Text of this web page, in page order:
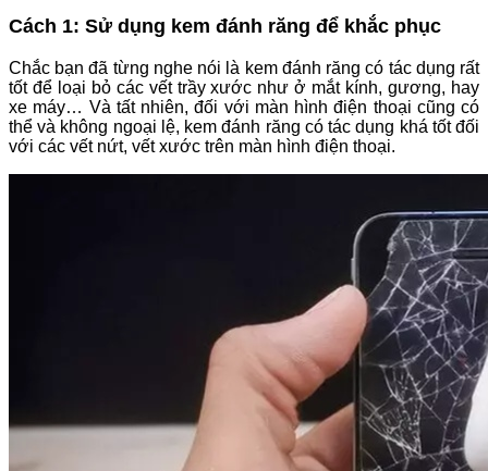
Cách 1: Sử dụng kem đánh răng để khắc phục
Chắc bạn đã từng nghe nói là kem đánh răng có tác dụng rất
tốt để loại bỏ các vết trầy xước như ở mắt kính, gương, hay
xe máy… Và tất nhiên, đối với màn hình điện thoại cũng có
thể và không ngoại lệ, kem đánh răng có tác dụng khá tốt đối
với các vết nứt, vết xước trên màn hình điện thoại.